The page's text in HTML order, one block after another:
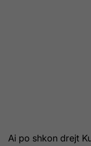
Ai po shkon drejt